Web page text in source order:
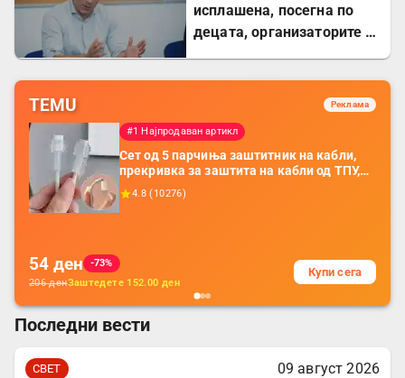
исплашена, посегна по
децата, организаторите и
TEMU Реклама
#1 Најпродаван артикл
Сет од 5 парчиња заштитник на кабли,
прекривка за заштита на кабли од ТПУ,
додатоци за заштита на кабли, без
батерија, за мобилни телефони, комплет
4.8 (10276)
54 ден
-73%
206денЗаштедете 152.00 ден
Купи сега
Последни вести
СВЕТ 09 август 2026